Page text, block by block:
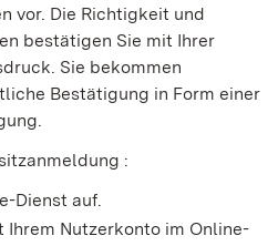
vor. Die Richtigkeit und
bestätigen Sie mit Ihrer
Sie bekommen
Bestätigung in Form einer
:
Dienst auf.
Ihrem Nutzerkonto im Online-